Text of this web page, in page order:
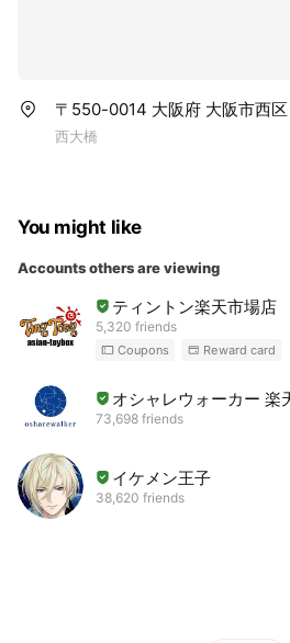
〒550-0014 大阪府 大阪市西
西大橋
You might like
Accounts others are viewing
ティントン楽天市場店
5,320 friends
Coupons Reward card
オシャレウォーカー 楽
73,698 friends
イケメン王子
38,620 friends